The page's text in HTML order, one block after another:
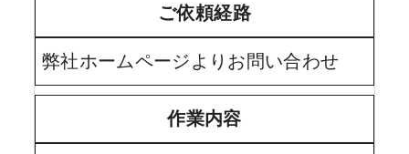
ご依頼経路
弊社ホームページよりお問い合わせ
作業内容